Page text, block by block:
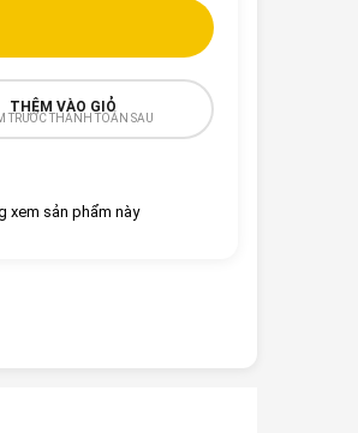
THÊM VÀO GIỎ
TRƯỚC THANH TOÁN SAU
xem sản phẩm này